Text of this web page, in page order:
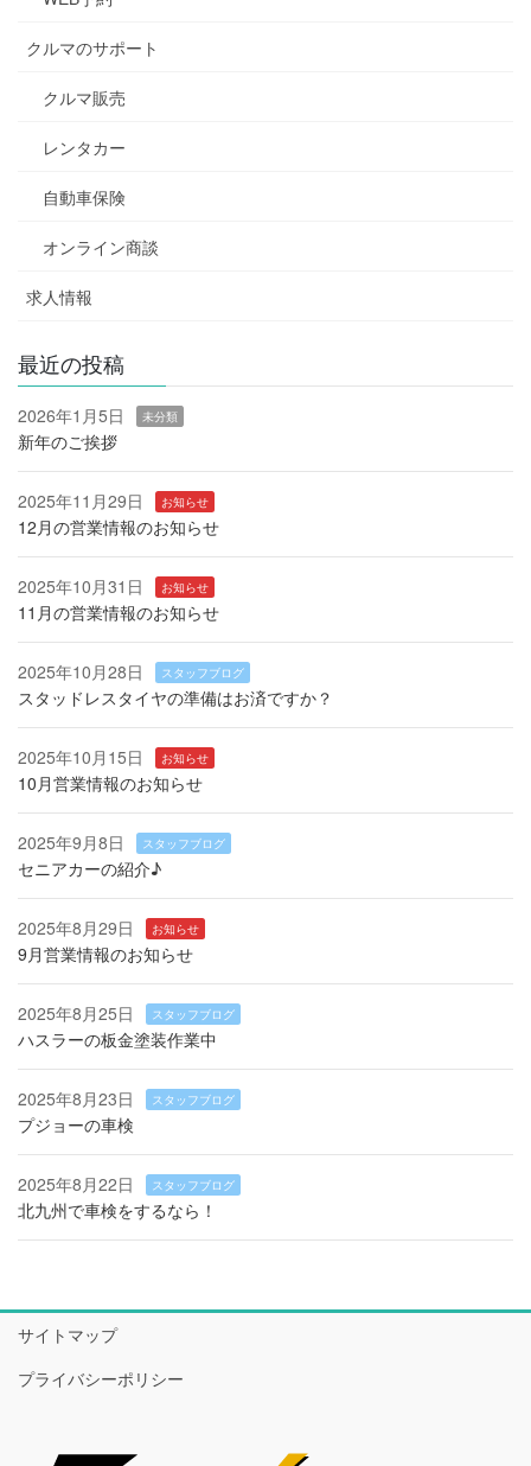
クルマのサポート
クルマ販売
レンタカー
自動車保険
オンライン商談
求人情報
最近の投稿
2026年1月5日 未分類
新年のご挨拶
2025年11月29日 お知らせ
12月の営業情報のお知らせ
2025年10月31日 お知らせ
11月の営業情報のお知らせ
2025年10月28日 スタッフブログ
スタッドレスタイヤの準備はお済ですか？
2025年10月15日 お知らせ
10月営業情報のお知らせ
2025年9月8日 スタッフブログ
セニアカーの紹介♪
2025年8月29日 お知らせ
9月営業情報のお知らせ
2025年8月25日 スタッフブログ
ハスラーの板金塗装作業中
2025年8月23日 スタッフブログ
プジョーの車検
2025年8月22日 スタッフブログ
北九州で車検をするなら！
サイトマップ
プライバシーポリシー